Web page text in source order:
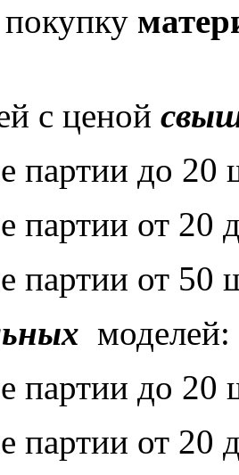
покупку
с ценой
партии до 20
партии от 20
партии от 50
моделей:
партии до 20
партии от 20